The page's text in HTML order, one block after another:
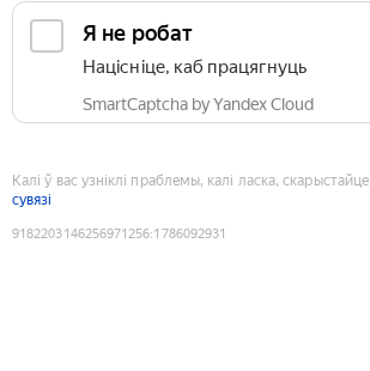
Я не робат
Націсніце, каб працягнуць
SmartCaptcha by Yandex Cloud
Калі ў вас узніклі праблемы, калі ласка, скарыстайце
сувязі
9182203146256971256:1786092931